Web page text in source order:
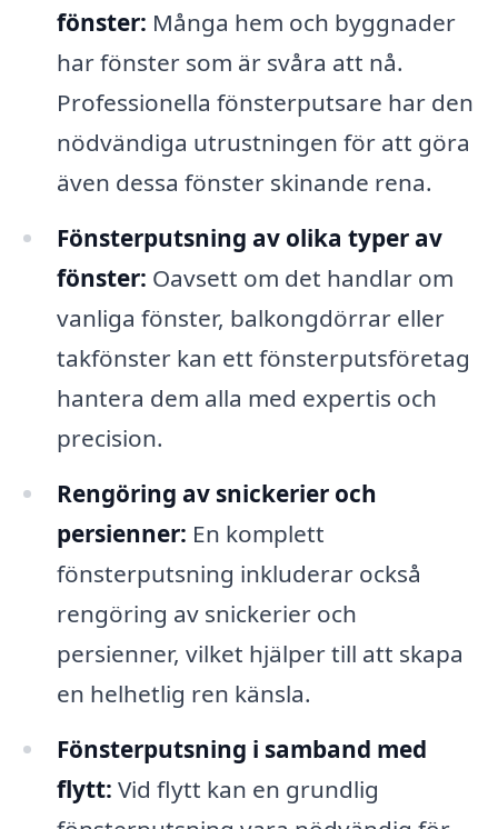
fönster: Många hem och byggnader
har fönster som är svåra att nå.
Professionella fönsterputsare har den
nödvändiga utrustningen för att göra
även dessa fönster skinande rena.
Fönsterputsning av olika typer av
fönster: Oavsett om det handlar om
vanliga fönster, balkongdörrar eller
takfönster kan ett fönsterputsföretag
hantera dem alla med expertis och
precision.
Rengöring av snickerier och
persienner: En komplett
fönsterputsning inkluderar också
rengöring av snickerier och
persienner, vilket hjälper till att skapa
en helhetlig ren känsla.
Fönsterputsning i samband med
flytt: Vid flytt kan en grundlig